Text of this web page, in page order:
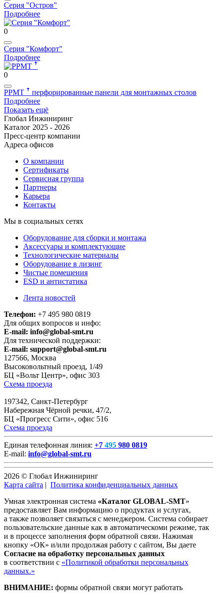
Серия "Остров"
Подробнее
0
Серия "Комфорт"
Подробнее
0
PPMT ꜛ перфорированные панели для монтажных столов
Подробнее
Показать ещё
Глобал Инжиниринг
Каталог 2025 - 2026
Пресс-центр компании
Адреса офисов
О компании
Сертификаты
Сервисная группа
Партнеры
Карьера
Контакты
Мы в социальных сетях
Оборудование для сборки и монтажа
Аксессуары и комплектующие
Технологические материалы
Оборудование в лизинг
Чистые помещения
ESD и антистатика
Лента новостей
Телефон: +7 495 980 0819
Для общих вопросов и инфо:
E-mail: info@global-smt.ru
Для технической поддержки:
E-mail: support@global-smt.ru
127566, Москва
Высоковольтный проезд, 1/49
БЦ «Вольт Центр», офис 303
Схема проезда
197342, Санкт-Петербург
Набережная Чёрной речки, 47/2,
БЦ «Прогресс Сити», офис 516
Схема проезда
Единая телефонная линия: +7 495 980 0819
E-mail: info@global-smt.ru
2026 © Глобал Инжиниринг
Карта сайта | Политика конфиденциальных данных
Умная электронная система «Каталог GLOBAL-SMT»
предоставляет Вам информацию о продуктах и услугах,
а также позволяет связаться с менеджером. Система собирает
пользовательские данные как в автоматическоми режиме, так
и в процессе заполнения форм обратной связи. Нажимая
кнопку «ОК» и/или продолжая работу с сайтом, Вы даете
Согласие на обработку персональных данных
в соответствии с «Политикой обработки персональных
данных.»
ВНИМАНИЕ: формы обратной связи могут работать